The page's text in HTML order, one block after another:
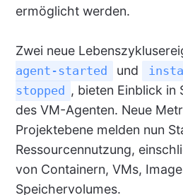
ermöglicht werden.
Zwei neue
agent-started
und
stopped , bieten Einblick in
des VM-Agenten. Neue
Projektebene melden nun
Ressourcennutzung,
von Containern, VMs,
Speichervolumes.